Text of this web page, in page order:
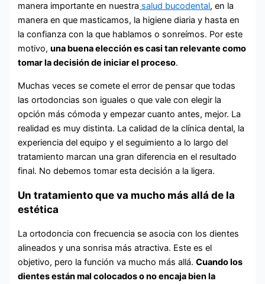
manera importante en nuestra salud bucodental, en la
manera en que masticamos, la higiene diaria y hasta en
la confianza con la que hablamos o sonreímos. Por este
motivo,una buena elección es casi tan relevante como
tomar la decisión de iniciar el proceso.
Muchas veces se comete el error de pensar que todas
las ortodoncias son iguales o que vale con elegir la
opción más cómoda y empezar cuanto antes, mejor. La
realidad es muy distinta. La calidad de la clínica dental, la
experiencia del equipo y el seguimiento a lo largo del
tratamiento marcan una gran diferencia en el resultado
final. No debemos tomar esta decisión a la ligera.
Un tratamiento que va mucho más allá de la
estética
La ortodoncia con frecuencia se asocia con los dientes
alineados y una sonrisa más atractiva. Este es el
objetivo, pero la función va mucho más allá.Cuando los
dientes están mal colocados o no encaja bien la